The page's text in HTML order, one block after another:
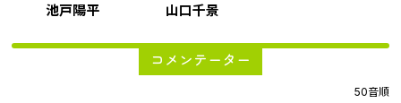
池戸陽平 山口千景
コメンテーター
50音順